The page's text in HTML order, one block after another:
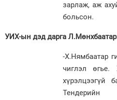
зарлаж, аж
больсон.
УИХ-ын дэд дарга
-Х.Нямбаатар
чиглэлөгье.
хүрэлцээгүй
Тендерийн